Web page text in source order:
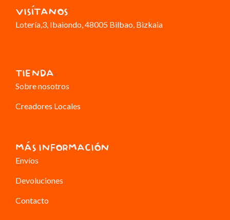
VISÍTANOS
Lotería,3, Ibaiondo, 48005 Bilbao, Bizkaia
TIENDA
Sobre nosotros
Creadores Locales
MÁS INFORMACIÓN
Envíos
Devoluciones
Contacto